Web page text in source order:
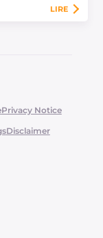
LIRE
Privacy Notice
Disclaimer